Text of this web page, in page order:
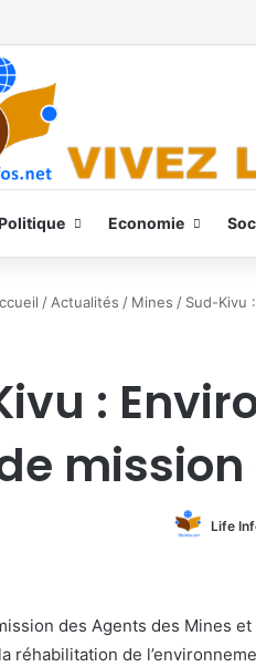
Economie
/ Actualités / Mines / Sud-Kivu
:
Life
des Agents des Mines
réhabilitation de